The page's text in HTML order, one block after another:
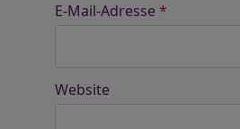
E-Mail-Adresse *
Website